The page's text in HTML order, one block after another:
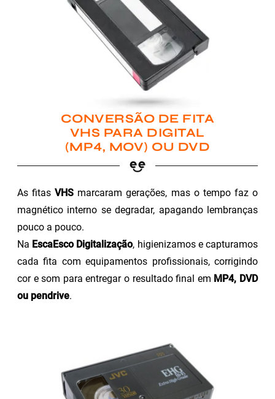
CONVERSÃO DE FITA
VHS PARA DIGITAL
(MP4, MOV) OU DVD
As fitasVHS marcaram gerações, mas o tempo faz o
magnético interno se degradar, apagando lembranças
pouco a pouco.
Na EscaEsco Digitalização, higienizamos e capturamos
cada fita com equipamentos profissionais, corrigindo
cor e som para entregar o resultado final em MP4, DVD
ou pendrive.